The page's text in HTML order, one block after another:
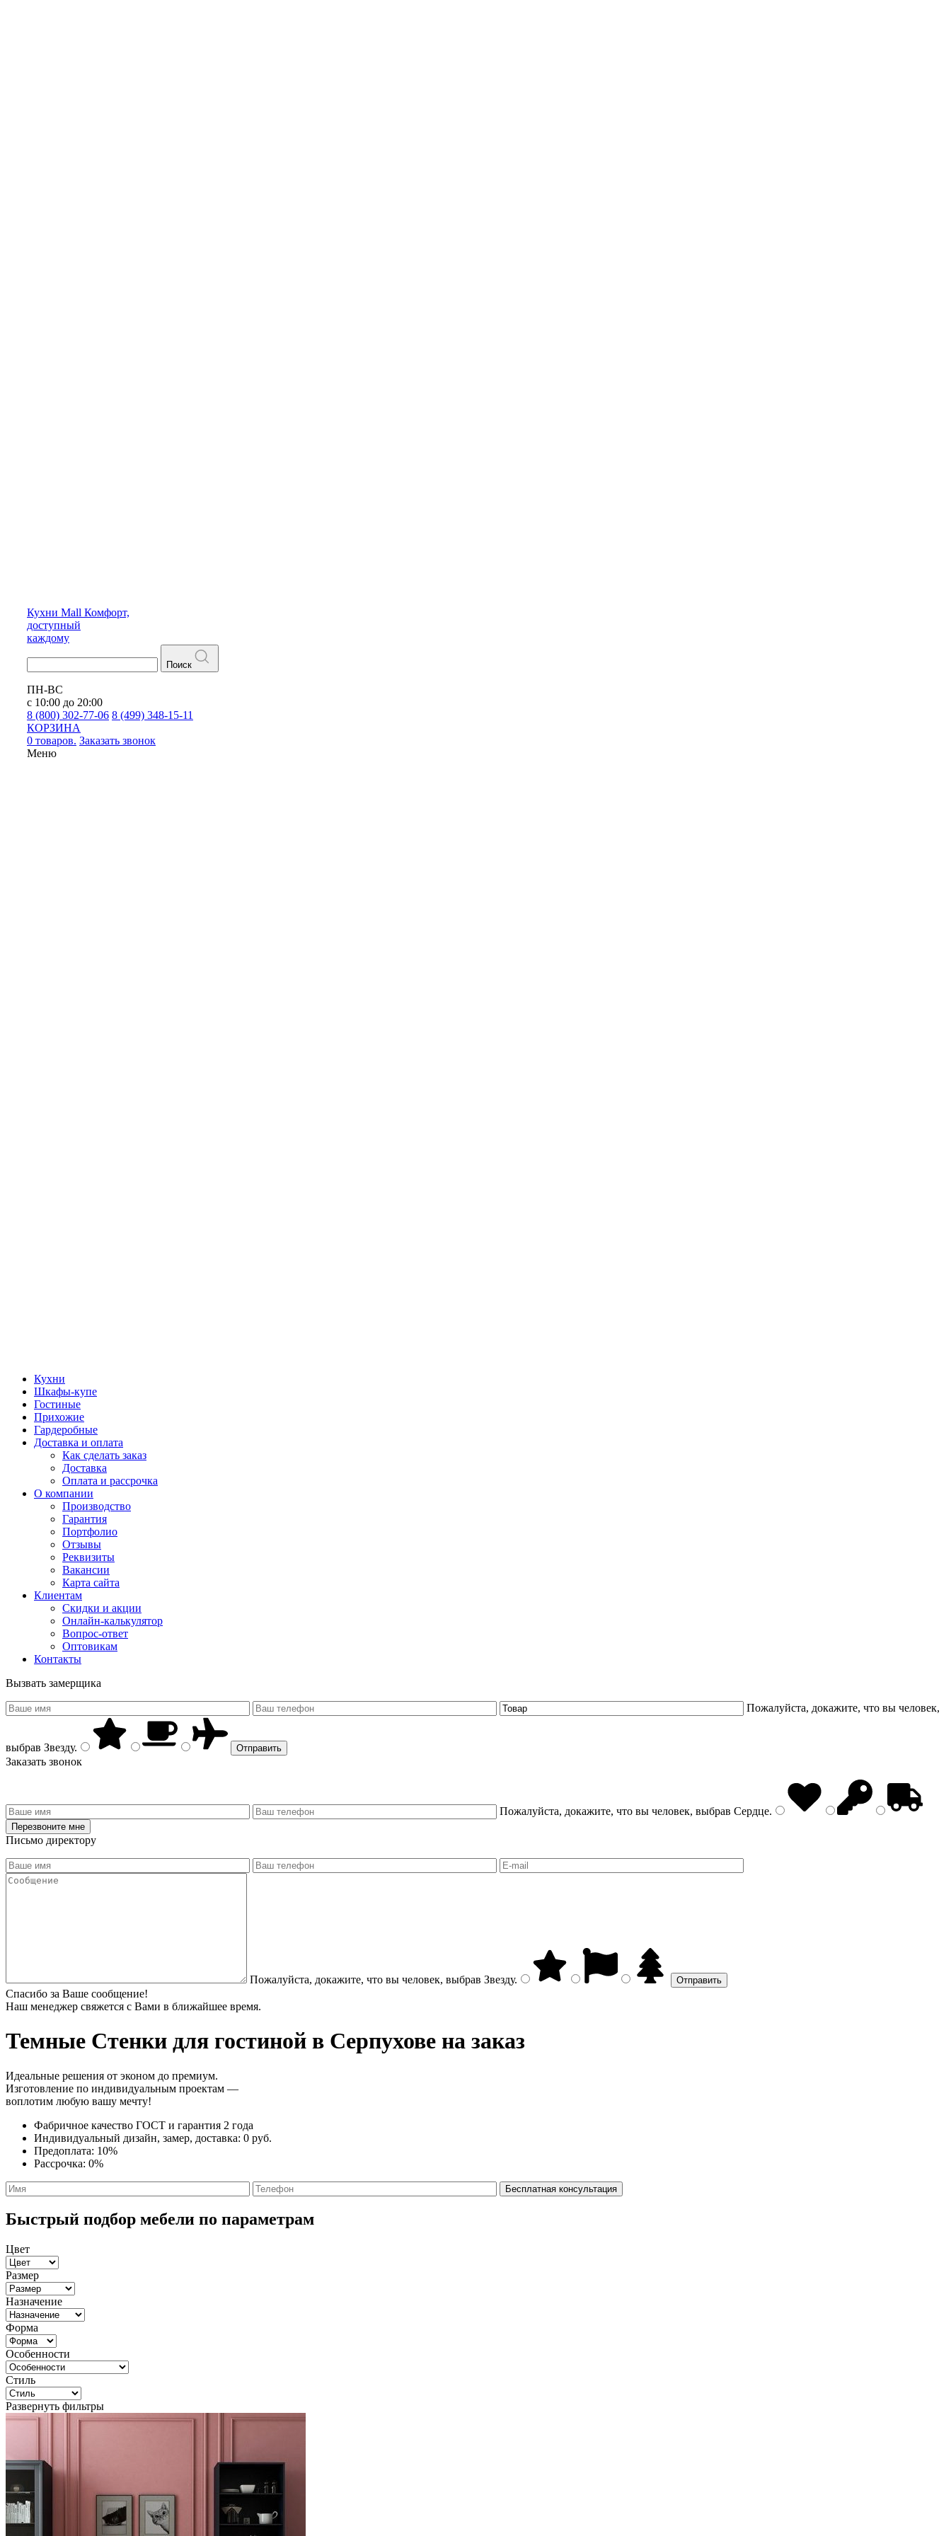
Кухни Mall Комфорт,
доступный
каждому
Поиск
ПН-ВС
с 10:00 до 20:00
8 (800) 302-77-06 8 (499) 348-15-11
КОРЗИНА
0 товаров. Заказать звонок
Меню
Кухни
Шкафы-купе
Гостиные
Прихожие
Гардеробные
Доставка и оплата
Как сделать заказ
Доставка
Оплата и рассрочка
О компании
Производство
Гарантия
Портфолио
Отзывы
Реквизиты
Вакансии
Карта сайта
Клиентам
Скидки и акции
Онлайн-калькулятор
Вопрос-ответ
Оптовикам
Контакты
Вызвать замерщика
Пожалуйста, докажите, что вы человек,
выбрав Звезду.
Заказать звонок
Пожалуйста, докажите, что вы человек, выбрав Сердце.
Письмо директору
Пожалуйста, докажите, что вы человек, выбрав Звезду.
Спасибо за Ваше сообщение!
Наш менеджер свяжется с Вами в ближайшее время.
Темные Стенки для гостиной в Серпухове на заказ
Идеальные решения от эконом до премиум.
Изготовление по индивидуальным проектам —
воплотим любую вашу мечту!
Фабричное качество ГОСТ и гарантия 2 года
Индивидуальный дизайн, замер, доставка: 0 руб.
Предоплата: 10%
Рассрочка: 0%
Быстрый подбор мебели по параметрам
Цвет
Размер
Назначение
Форма
Особенности
Стиль
Развернуть фильтры